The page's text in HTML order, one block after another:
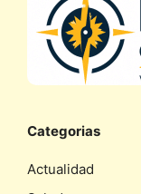
Categorias
Actualidad